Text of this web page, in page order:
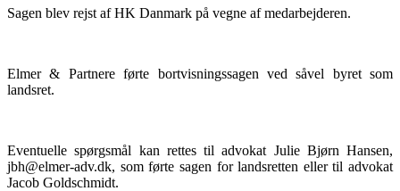
Sagen blev rejst af HK Danmark på vegne af medarbejderen.
Elmer & Partnere førte bortvisningssagen ved såvel byret som
landsret.
Eventuelle spørgsmål kan rettes til advokat Julie Bjørn Hansen,
jbh@elmer-adv.dk, som førte sagen for landsretten eller til advokat
Jacob Goldschmidt.